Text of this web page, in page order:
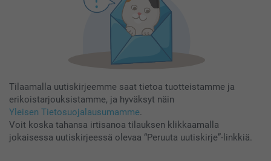
Tilaamalla uutiskirjeemme saat tietoa tuotteistamme ja
erikoistarjouksistamme, ja hyväksyt näin
Yleisen Tietosuojalausumamme.
Voit koska tahansa irtisanoa tilauksen klikkaamalla
jokaisessa uutiskirjeessä olevaa “Peruuta uutiskirje”-linkkiä.